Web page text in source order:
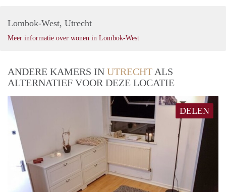
Lombok-West, Utrecht
Meer informatie over wonen in Lombok-West
ANDERE KAMERS IN UTRECHT ALS
ALTERNATIEF VOOR DEZE LOCATIE
DELEN